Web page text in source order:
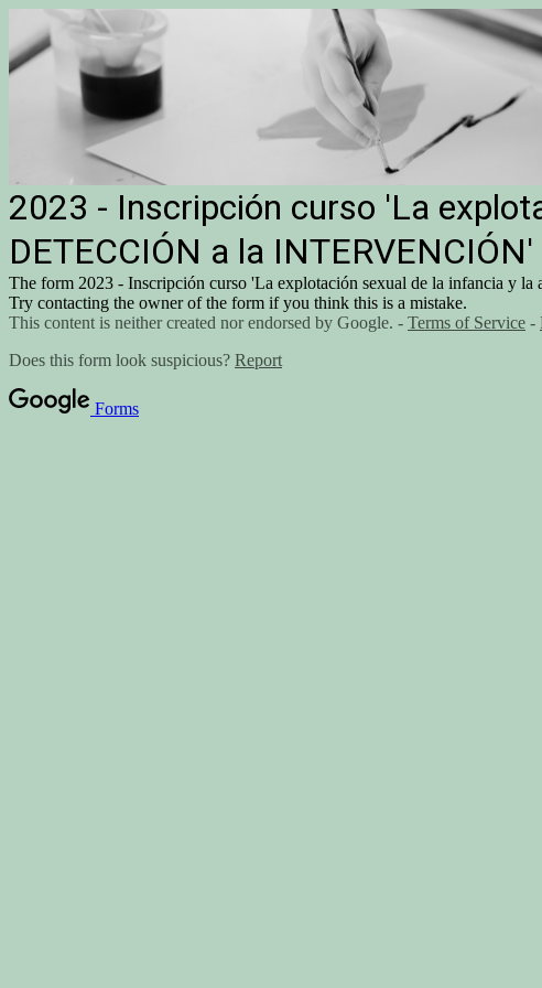
2023 - Inscripción curso 'La
DETECCIÓN a la INTERVENCIÓN'
The form 2023 - Inscripción curso 'La explotación sexual de la infancia y
Try contacting the owner of the form if you think this is a mistake.
This content is neither created nor endorsed by Google. - Terms of Service -
Does this form look suspicious? Report
Forms